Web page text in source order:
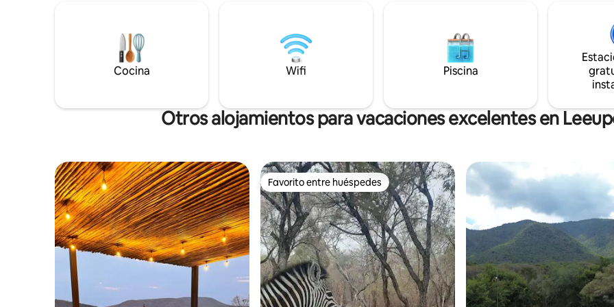
disfrutar de la prístina piscina al aire libre,
los exuberantes jardines y las
instalaciones de boma braai. DSTV, WiFi y
un inversor se suman a la comodidad de
para niños disponibles. La finca cuenta
con un campo de golf de 18 hoyos,
senderos para correr y andar en
bicicleta, restaurantes y paseos en quad
Cocina Wifi Piscina
Otros alojamientos para vacaciones excelentes en
Favorito entre huéspedes
Favorito entre huéspedes